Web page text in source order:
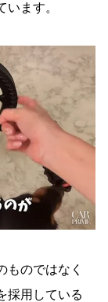
ます。
ものではなく
採用している